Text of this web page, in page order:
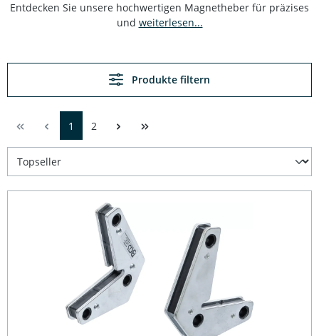
Entdecken Sie unsere hochwertigen Magnetheber für präzises
und weiterlesen...
Produkte filtern
1 2